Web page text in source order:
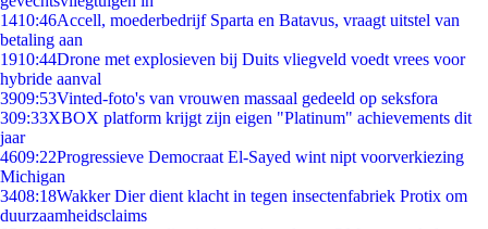
1410:46Accell, moederbedrijf Sparta en Batavus, vraagt uitstel van
betaling aan
1910:44Drone met explosieven bij Duits vliegveld voedt vrees voor
hybride aanval
3909:53Vinted-foto's van vrouwen massaal gedeeld op seksfora
309:33XBOX platform krijgt zijn eigen "Platinum" achievements dit
jaar
4609:22Progressieve Democraat El-Sayed wint nipt voorverkiezing
Michigan
3408:18Wakker Dier dient klacht in tegen insectenfabriek Protix om
duurzaamheidsclaims